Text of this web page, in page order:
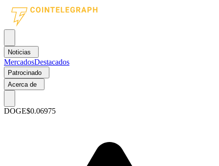
Noticias
MercadosDestacados
Patrocinado
Acerca de
DOGE$0.06975